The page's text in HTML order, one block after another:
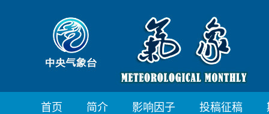
首页 简介 影响因子 投稿征稿